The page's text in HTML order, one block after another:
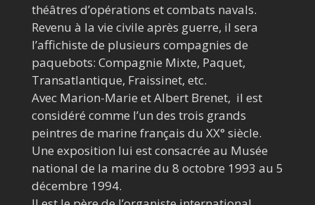
théâtres d’opérations et combats navals.
Revenu à la vie civile après guerre, il sera
l’affichiste de plusieurs compagnies de
paquebots: Compagnie Mixte, Paquet,
Transatlantique, Fraissinet, etc.
Avec Marion-Marie et Albert Brenet, il est
considéré comme l’un des trois grands
peintres de marine français du XX° siècle.
Une exposition lui est consacrée au Musée
national de la marine du 8 octobre 1993 au 5
décembre 1994.